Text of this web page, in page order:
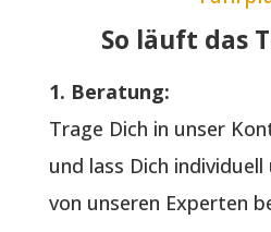
So läuft das
1. Beratung:
Trage Dich in unser
und lass Dich
von unseren Experten